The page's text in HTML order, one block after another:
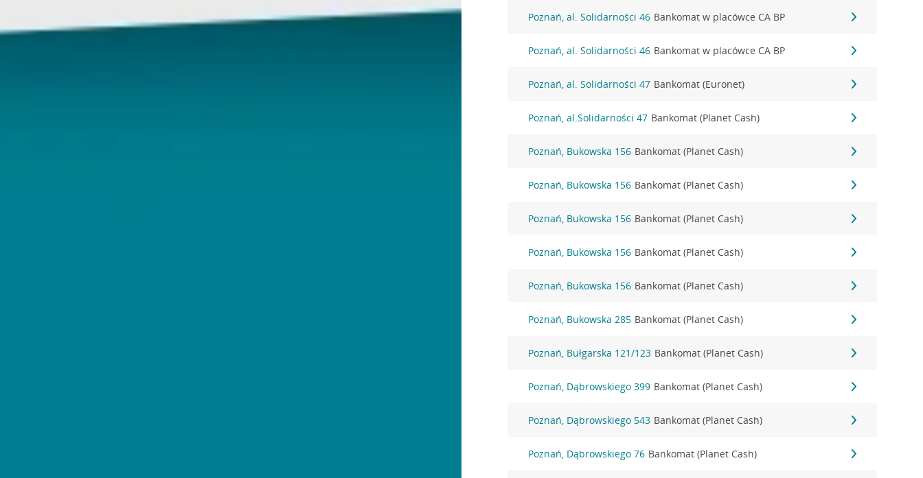
Poznań, al. Solidarności 46 Bankomat w placówce CA BP
Poznań, al. Solidarności 46 Bankomat w placówce CA BP
Poznań, al. Solidarności 47 Bankomat (Euronet)
Poznań, al.Solidarności 47 Bankomat (Planet Cash)
Poznań, Bukowska 156 Bankomat (Planet Cash)
Poznań, Bukowska 156 Bankomat (Planet Cash)
Poznań, Bukowska 156 Bankomat (Planet Cash)
Poznań, Bukowska 156 Bankomat (Planet Cash)
Poznań, Bukowska 156 Bankomat (Planet Cash)
Poznań, Bukowska 285 Bankomat (Planet Cash)
Poznań, Bułgarska 121/123 Bankomat (Planet Cash)
Poznań, Dąbrowskiego 399 Bankomat (Planet Cash)
Poznań, Dąbrowskiego 543 Bankomat (Planet Cash)
Poznań, Dąbrowskiego 76 Bankomat (Planet Cash)